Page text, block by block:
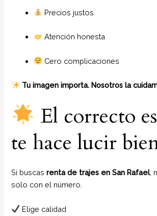
Precios justos
Atención honesta
Cero complicaciones
Tu imagen importa. Nosotros la
El correcto
te hace lucir
Si buscasrenta de trajes en San Rafael,
solo con el número.
Elige calidad